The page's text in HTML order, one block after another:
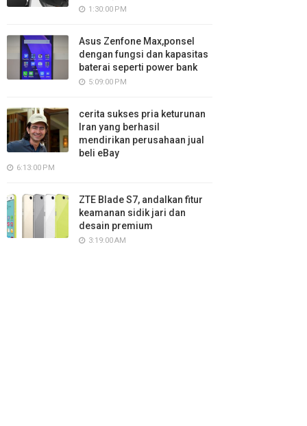
1:30:00 PM
Asus Zenfone Max,ponsel
dengan fungsi dan kapasitas
baterai seperti power bank
5:09:00 PM
cerita sukses pria keturunan
Iran yang berhasil
mendirikan perusahaan jual
beli eBay
6:13:00 PM
ZTE Blade S7, andalkan fitur
keamanan sidik jari dan
desain premium
3:19:00 AM